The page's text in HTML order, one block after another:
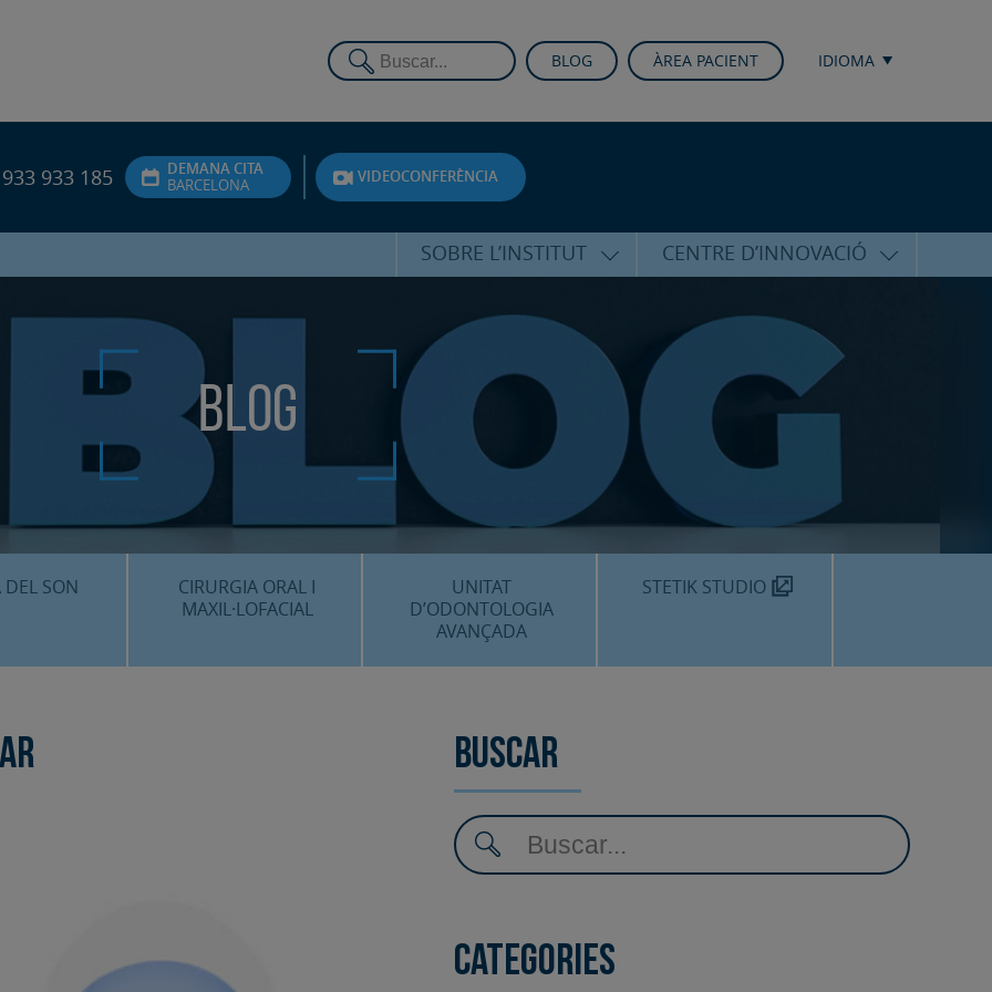
BLOG ÀREA PACIENT IDIOMA
933 933 185
DEMANA CITA
BARCELONA
VIDEOCONFERÈNCIA
SOBRE L’INSTITUT
ALFARO
ATENCIÓ PERSONALITZADA
UNITAT DE SUPORT
PSICOLÒGIC
SERVEIS INTERNACIONALS
CENTRE MÈDIC TEKNON
ON SOM?
CENTRE D’INNOVACIÓ
CONFERÈNCIES I CONGRESSOS
FORMACIÓ
PUBLICACIONS CIENTÍFIQUES
LA VEU DE L’EXPERT
Blog
SON
3D
CIRURGIA ORAL I
MAXIL·LOFACIAL
UNITAT
D’ODONTOLOGIA
AVANÇADA
ALTRES PROCEDIMENTS
STETIK STUDIO
Buscar
Categories